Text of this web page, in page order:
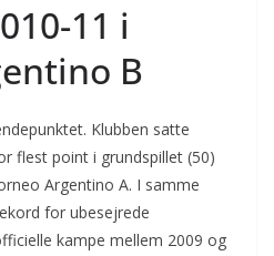
11 i
B
Klubben satte
flest point i grundspillet (50)
Argentino A. I samme
for ubesejrede
kampe mellem 2009 og